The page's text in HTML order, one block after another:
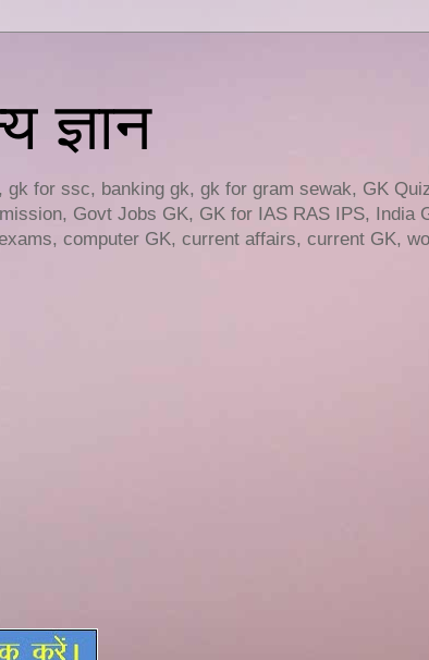
ज्ञान
for ssc, banking gk, gk for gram sewak, GK
Govt Jobs GK, GK for IAS RAS IPS, India
computer GK, current affairs, current GK,